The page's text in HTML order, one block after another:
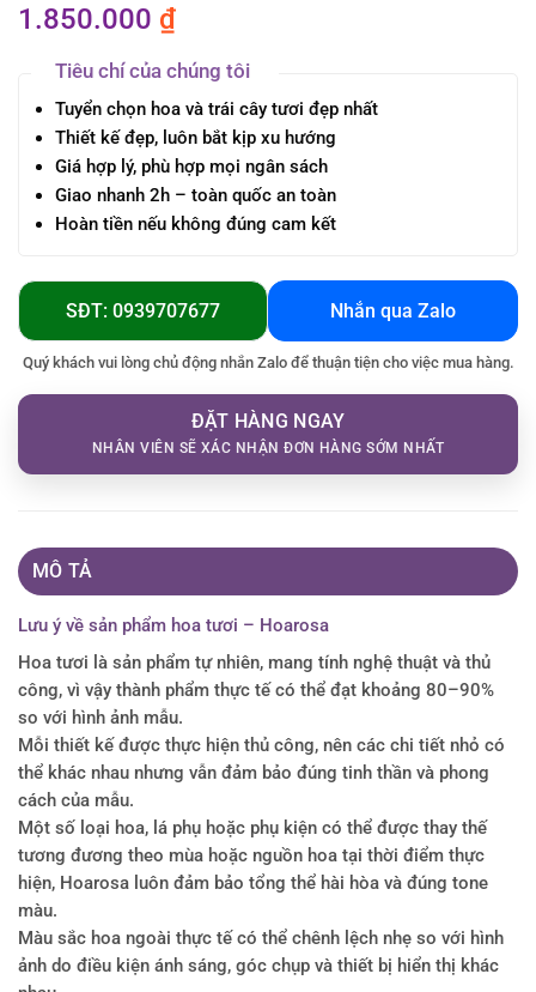
1.850.000 ₫
Tiêu chí của chúng tôi
Tuyển chọn hoa và trái cây tươi đẹp nhất
Thiết kế đẹp, luôn bắt kịp xu hướng
Giá hợp lý, phù hợp mọi ngân sách
Giao nhanh 2h – toàn quốc an toàn
Hoàn tiền nếu không đúng cam kết
SĐT: 0939707677 Nhắn qua Zalo
Quý khách vui lòng chủ động nhắn Zalo để thuận tiện cho việc mua hàng.
ĐẶT HÀNG NGAY
NHÂN VIÊN SẼ XÁC NHẬN ĐƠN HÀNG SỚM NHẤT
MÔ TẢ
Lưu ý về sản phẩm hoa tươi – Hoarosa
Hoa tươi là sản phẩm tự nhiên, mang tính nghệ thuật và thủ
công, vì vậy thành phẩm thực tế có thể đạt khoảng 80–90%
so với hình ảnh mẫu.
Mỗi thiết kế được thực hiện thủ công, nên các chi tiết nhỏ có
thể khác nhau nhưng vẫn đảm bảo đúng tinh thần và phong
cách của mẫu.
Một số loại hoa, lá phụ hoặc phụ kiện có thể được thay thế
tương đương theo mùa hoặc nguồn hoa tại thời điểm thực
hiện, Hoarosa luôn đảm bảo tổng thể hài hòa và đúng tone
màu.
Màu sắc hoa ngoài thực tế có thể chênh lệch nhẹ so với hình
ảnh do điều kiện ánh sáng, góc chụp và thiết bị hiển thị khác